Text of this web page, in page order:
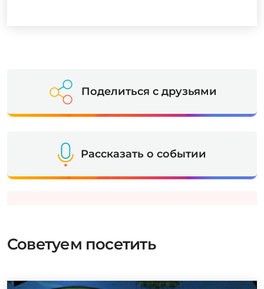
Поделиться с друзьями
Рассказать о событии
Советуем посетить